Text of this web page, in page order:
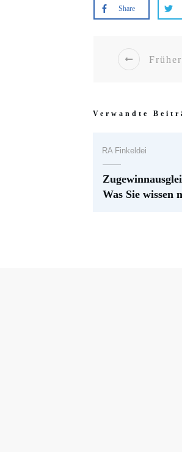
Share
Verwandte
RA Finkeldei
Was Sie wissen